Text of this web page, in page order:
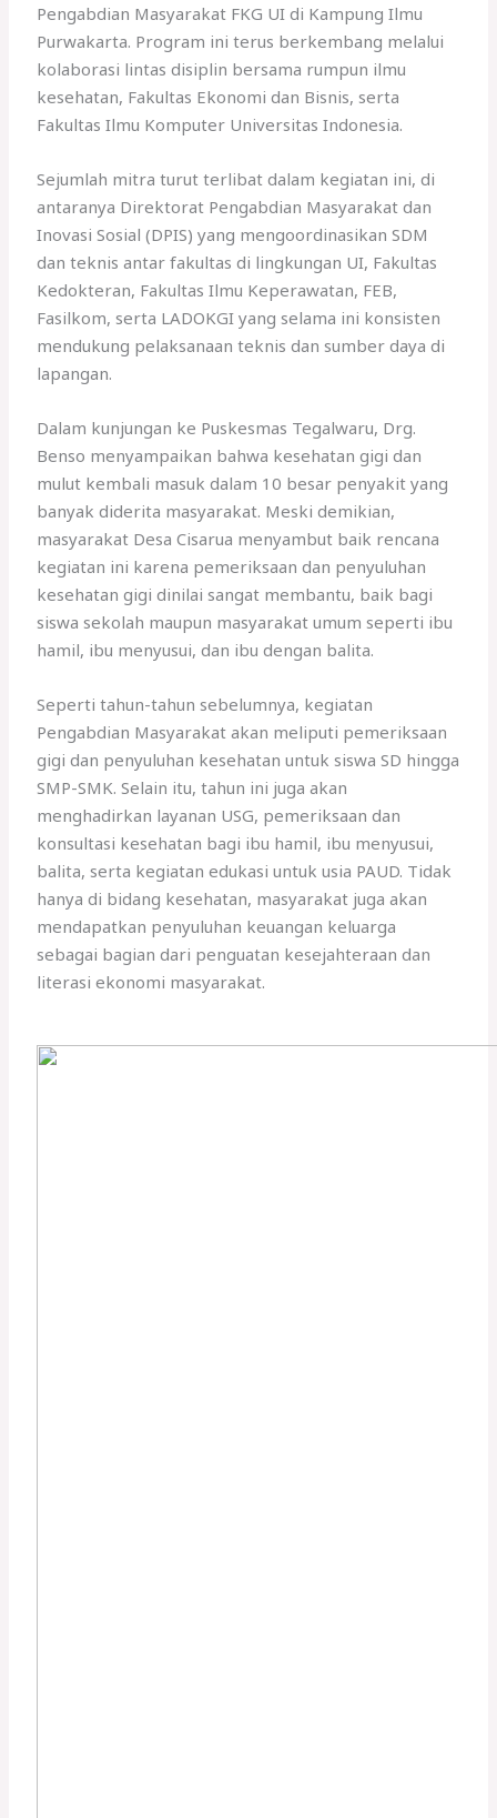
Pengabdian Masyarakat FKG UI di Kampung Ilmu
Purwakarta. Program ini terus berkembang melalui
kolaborasi lintas disiplin bersama rumpun ilmu
kesehatan, Fakultas Ekonomi dan Bisnis, serta
Fakultas Ilmu Komputer Universitas Indonesia.
Sejumlah mitra turut terlibat dalam kegiatan ini, di
antaranya Direktorat Pengabdian Masyarakat dan
Inovasi Sosial (DPIS) yang mengoordinasikan SDM
dan teknis antar fakultas di lingkungan UI, Fakultas
Kedokteran, Fakultas Ilmu Keperawatan, FEB,
Fasilkom, serta LADOKGI yang selama ini konsisten
mendukung pelaksanaan teknis dan sumber daya di
lapangan.
Dalam kunjungan ke Puskesmas Tegalwaru, Drg.
Benso menyampaikan bahwa kesehatan gigi dan
mulut kembali masuk dalam 10 besar penyakit yang
banyak diderita masyarakat. Meski demikian,
masyarakat Desa Cisarua menyambut baik rencana
kegiatan ini karena pemeriksaan dan penyuluhan
kesehatan gigi dinilai sangat membantu, baik bagi
siswa sekolah maupun masyarakat umum seperti ibu
hamil, ibu menyusui, dan ibu dengan balita.
Seperti tahun-tahun sebelumnya, kegiatan
Pengabdian Masyarakat akan meliputi pemeriksaan
gigi dan penyuluhan kesehatan untuk siswa SD hingga
SMP-SMK. Selain itu, tahun ini juga akan
menghadirkan layanan USG, pemeriksaan dan
konsultasi kesehatan bagi ibu hamil, ibu menyusui,
balita, serta kegiatan edukasi untuk usia PAUD. Tidak
hanya di bidang kesehatan, masyarakat juga akan
mendapatkan penyuluhan keuangan keluarga
sebagai bagian dari penguatan kesejahteraan dan
literasi ekonomi masyarakat.